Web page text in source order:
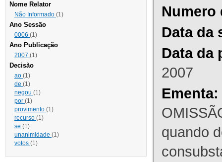
Nome Relator
Não Informado (1)
Ano Sessão
0006 (1)
Ano Publicação
2007 (1)
Decisão
ao (1)
de (1)
negou (1)
por (1)
provimento (1)
recurso (1)
se (1)
unanimidade (1)
votos (1)
Numero
Data da
Data da
2007
Ementa:
quando